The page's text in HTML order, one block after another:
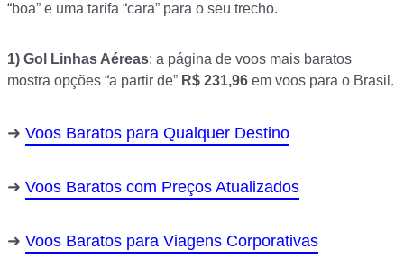
“boa” e uma tarifa “cara” para o seu trecho.
1) Gol Linhas Aéreas: a página de voos mais baratos
mostra opções “a partir de” R$ 231,96 em voos para o Brasil.
Voos Baratos para Qualquer Destino
Voos Baratos com Preços Atualizados
Voos Baratos para Viagens Corporativas